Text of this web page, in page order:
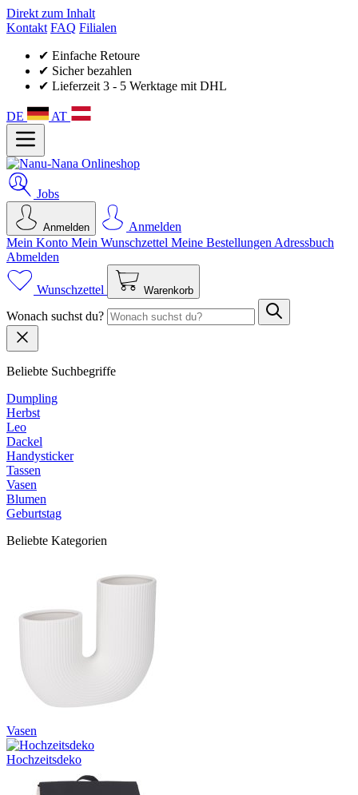
Direkt zum Inhalt
Kontakt FAQ Filialen
✔ Einfache Retoure
✔ Sicher bezahlen
✔ Lieferzeit 3 - 5 Werktage mit DHL
DE AT
Jobs
Anmelden
Anmelden
Mein Konto Mein Wunsch­zettel Meine Bestellungen Adressbuch
Abmelden
Wunschzettel Warenkorb
Wonach suchst du?
Beliebte Suchbegriffe
Dumpling
Herbst
Leo
Dackel
Handysticker
Tassen
Vasen
Blumen
Geburtstag
Beliebte Kategorien
Vasen
Hochzeitsdeko